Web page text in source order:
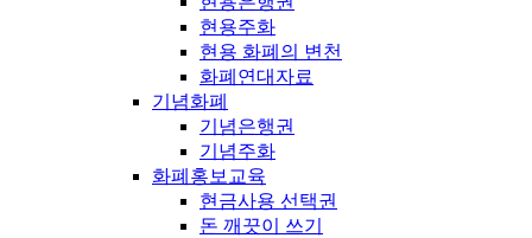
현용주화
현용 화폐의 변천
화폐연대자료
기념화폐
기념은행권
기념주화
화폐홍보교육
현금사용 선택권
돈 깨끗이 쓰기